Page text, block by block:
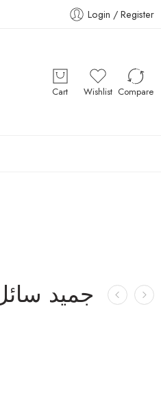
Login / Register
Cart Wishlist Compare